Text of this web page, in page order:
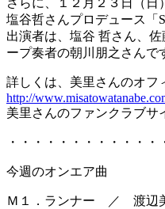
さらに、１２月２３日（
塩谷哲さんプロデュース「
出演者は、塩谷 哲さん、
ープ奏者の朝川朋之さんで
詳しくは、美里さんのオ
http://
美里さんのファンクラブ
・・・・・・・・・・・
今週のオンエア曲
Ｍ１．ランナー ／ 渡辺